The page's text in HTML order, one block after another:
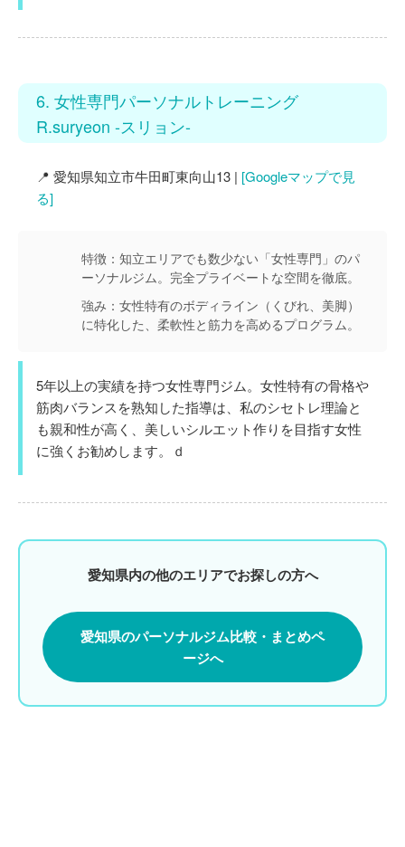
6. 女性専門パーソナルトレーニング
R.suryeon -スリョン-
📍 愛知県知立市牛田町東向山13 | [Googleマップで見
る]
特徴： 知立エリアでも数少ない「女性専門」のパ
ーソナルジム。完全プライベートな空間を徹底。
強み： 女性特有のボディライン（くびれ、美脚）
に特化した、柔軟性と筋力を高めるプログラム。
5年以上の実績を持つ女性専門ジム。女性特有の骨格や
筋肉バランスを熟知した指導は、私のシセトレ理論と
も親和性が高く、美しいシルエット作りを目指す女性
に強くお勧めします。ｄ
愛知県内の他のエリアでお探しの方へ
愛知県のパーソナルジム比較・まとめペ
ージへ